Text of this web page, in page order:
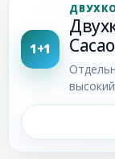
1+1
Солнечный